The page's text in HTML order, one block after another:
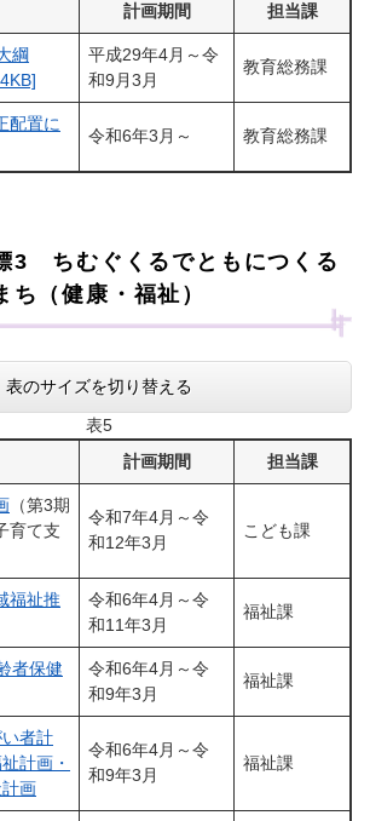
計画期間 担当課
綱
平成29年4月～令
和9月3月
教育総務課
配置に
令和6年3月～ 教育総務課
3 ちむぐくるでともにつくる
ち（健康・福祉）
表のサイズを切り替える
表5
計画期間 担当課
（第3期
育て支
令和7年4月～令
和12年3月
こども課
福祉推
令和6年4月～令
和11年3月
福祉課
者保健
令和6年4月～令
和9年3月
福祉課
者計
計画・
画
令和6年4月～令
和9年3月
福祉課